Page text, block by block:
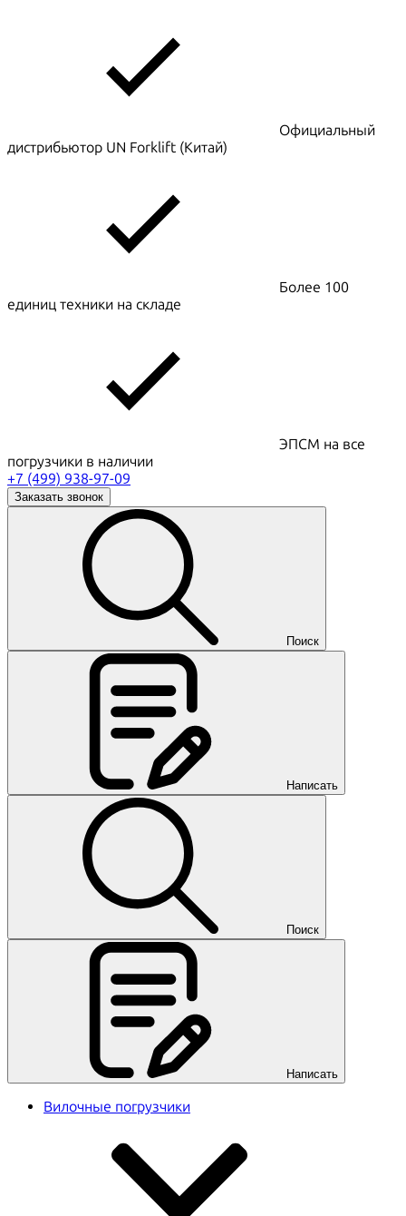
Официальный
дистрибьютор UN Forklift (Китай)
Более 100
единиц техники на складе
ЭПСМ на все
погрузчики в наличии
+7 (499) 938-97-09
Заказать звонок
Поиск
Написать
Поиск
Написать
Вилочные погрузчики